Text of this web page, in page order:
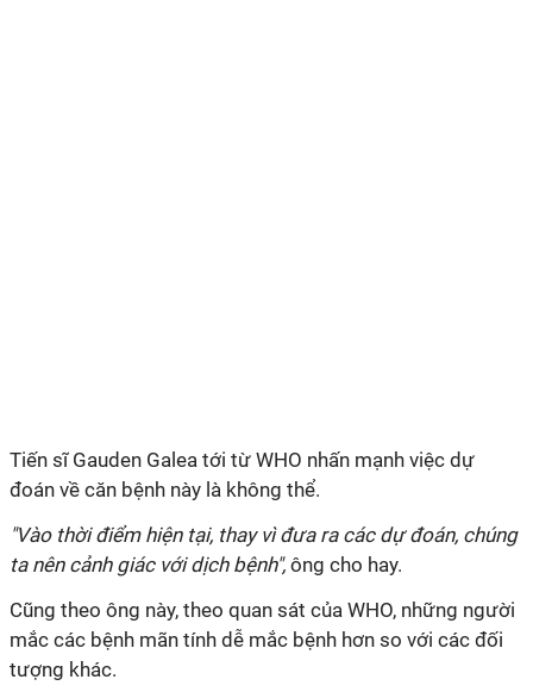
Tiến sĩ Gauden Galea tới từ WHO nhấn mạnh việc dự
đoán về căn bệnh này là không thể.
"Vào thời điểm hiện tại, thay vì đưa ra các dự đoán, chúng
ta nên cảnh giác với dịch bệnh", ông cho hay.
Cũng theo ông này, theo quan sát của WHO, những người
mắc các bệnh mãn tính dễ mắc bệnh hơn so với các đối
tượng khác.